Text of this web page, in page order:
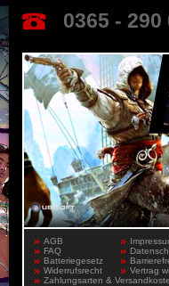
0365 - 290
AGB
FAQ
Batteriegesetz
Widerrufsrecht
Vertrag
Zahlungsarten &